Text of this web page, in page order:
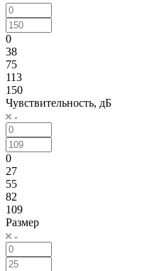
0
38
75
113
150
Чувствительность, дБ
0
27
55
82
109
Размер